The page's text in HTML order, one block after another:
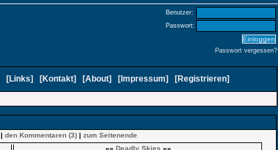
Benutzer:
Passwort:
Passwort vergessen?
[Links] [Kontakt] [About] [ Impressum] [Registrieren]
| den Kommentaren (3) | zum Seitenende
»» Deadly Skies »»